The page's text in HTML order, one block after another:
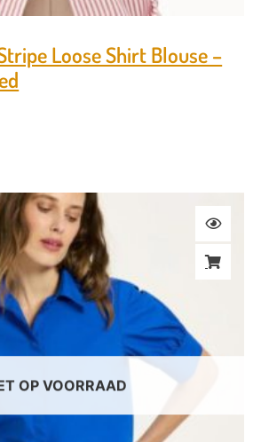
Loose Shirt Blouse –
OP VOORRAAD